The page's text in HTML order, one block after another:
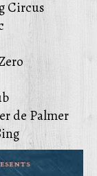
Circus
de Palmer